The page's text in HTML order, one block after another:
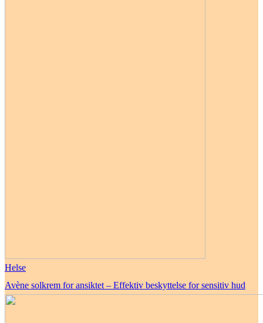
Helse
Avène solkrem for ansiktet – Effektiv beskyttelse for sensitiv hud